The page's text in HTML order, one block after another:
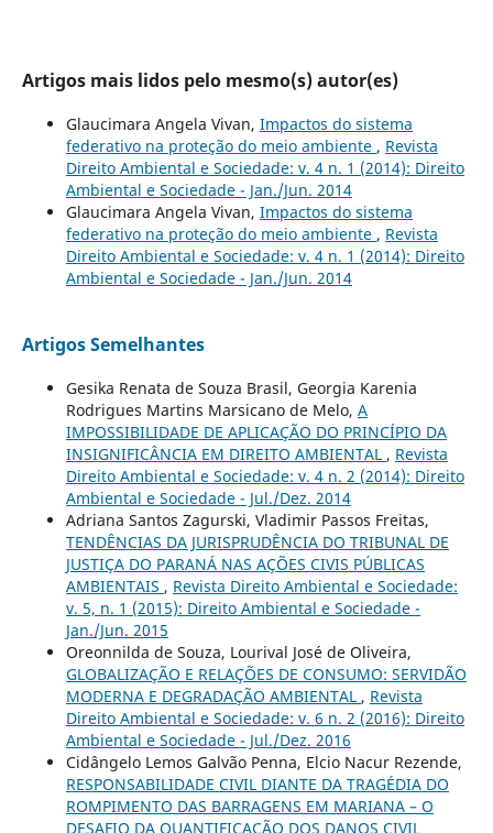
Artigos mais lidos pelo mesmo(s) autor(es)
Glaucimara Angela Vivan, Impactos do sistema
federativo na proteção do meio ambiente , Revista
Direito Ambiental e Sociedade: v. 4 n. 1 (2014): Direito
Ambiental e Sociedade - Jan./Jun. 2014
Glaucimara Angela Vivan, Impactos do sistema
federativo na proteção do meio ambiente , Revista
Direito Ambiental e Sociedade: v. 4 n. 1 (2014): Direito
Ambiental e Sociedade - Jan./Jun. 2014
Artigos Semelhantes
Gesika Renata de Souza Brasil, Georgia Karenia
Rodrigues Martins Marsicano de Melo, A
IMPOSSIBILIDADE DE APLICAÇÃO DO PRINCÍPIO DA
INSIGNIFICÂNCIA EM DIREITO AMBIENTAL , Revista
Direito Ambiental e Sociedade: v. 4 n. 2 (2014): Direito
Ambiental e Sociedade - Jul./Dez. 2014
Adriana Santos Zagurski, Vladimir Passos Freitas,
TENDÊNCIAS DA JURISPRUDÊNCIA DO TRIBUNAL DE
JUSTIÇA DO PARANÁ NAS AÇÕES CIVIS PÚBLICAS
AMBIENTAIS , Revista Direito Ambiental e Sociedade:
v. 5, n. 1 (2015): Direito Ambiental e Sociedade -
Jan./Jun. 2015
Oreonnilda de Souza, Lourival José de Oliveira,
GLOBALIZAÇÃO E RELAÇÕES DE CONSUMO: SERVIDÃO
MODERNA E DEGRADAÇÃO AMBIENTAL , Revista
Direito Ambiental e Sociedade: v. 6 n. 2 (2016): Direito
Ambiental e Sociedade - Jul./Dez. 2016
Cidângelo Lemos Galvão Penna, Elcio Nacur Rezende,
RESPONSABILIDADE CIVIL DIANTE DA TRAGÉDIA DO
ROMPIMENTO DAS BARRAGENS EM MARIANA – O
DESAFIO DA QUANTIFICAÇÃO DOS DANOS CIVIL